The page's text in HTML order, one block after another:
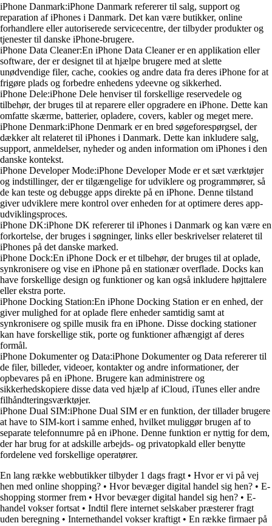
iPhone Danmark:iPhone Danmark refererer til salg, support og
reparation af iPhones i Danmark. Det kan være butikker, online
forhandlere eller autoriserede servicecentre, der tilbyder produkter og
tjenester til danske iPhone-brugere.
iPhone Data Cleaner:En iPhone Data Cleaner er en applikation eller
software, der er designet til at hjælpe brugere med at slette
unødvendige filer, cache, cookies og andre data fra deres iPhone for at
frigøre plads og forbedre enhedens ydeevne og sikkerhed.
iPhone Dele:iPhone Dele henviser til forskellige reservedele og
tilbehør, der bruges til at reparere eller opgradere en iPhone. Dette kan
omfatte skærme, batterier, opladere, covers, kabler og meget mere.
iPhone Denmark:iPhone Denmark er en bred søgeforespørgsel, der
dækker alt relateret til iPhones i Danmark. Dette kan inkludere salg,
support, anmeldelser, nyheder og anden information om iPhones i den
danske kontekst.
iPhone Developer Mode:iPhone Developer Mode er et sæt værktøjer
og indstillinger, der er tilgængelige for udviklere og programmører, så
de kan teste og debugge apps direkte på en iPhone. Denne tilstand
giver udviklere mere kontrol over enheden for at optimere deres app-
udviklingsproces.
iPhone DK:iPhone DK refererer til iPhones i Danmark og kan være en
forkortelse, der bruges i søgninger, links eller beskrivelser relateret til
iPhones på det danske marked.
iPhone Dock:En iPhone Dock er et tilbehør, der bruges til at oplade,
synkronisere og vise en iPhone på en stationær overflade. Docks kan
have forskellige design og funktioner og kan også inkludere højttalere
eller ekstra porte.
iPhone Docking Station:En iPhone Docking Station er en enhed, der
giver mulighed for at oplade flere enheder samtidig samt at
synkronisere og spille musik fra en iPhone. Disse docking stationer
kan have forskellige stik, porte og funktioner afhængigt af deres
formål.
iPhone Dokumenter og Data:iPhone Dokumenter og Data refererer til
de filer, billeder, videoer, kontakter og andre informationer, der
opbevares på en iPhone. Brugere kan administrere og
sikkerhedskopiere disse data ved hjælp af iCloud, iTunes eller andre
filhåndteringsværktøjer.
iPhone Dual SIM:iPhone Dual SIM er en funktion, der tillader brugere
at have to SIM-kort i samme enhed, hvilket muliggør brugen af to
separate telefonnumre på en iPhone. Denne funktion er nyttig for dem,
der har brug for at adskille arbejds- og privatopkald eller benytte
fordelene ved forskellige operatører.
En lang række webbutikker tilbyder 1 dags fragt • Hvor er vi på vej
hen med online shopping? • Hvor bevæger digital handel sig hen? • E-
shopping stormer frem • Hvor bevæger digital handel sig hen? • E-
handel vokser fortsat • Indtil flere internet selskaber præsterer fragt
uden beregning • Internethandel vokser kraftigt • En række firmaer på